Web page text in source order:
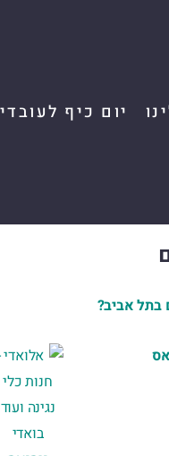
יום כיף
בתל אביב?